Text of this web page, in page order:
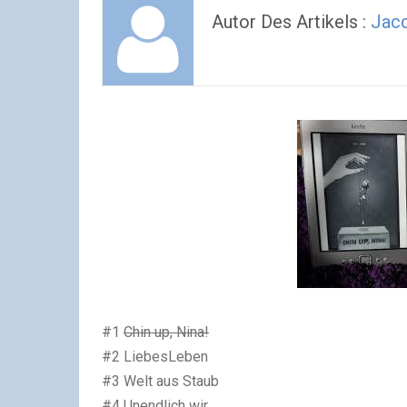
Autor Des Artikels :
#1 Chin up, Nina!
#2 LiebesLeben
#3 Welt aus Staub